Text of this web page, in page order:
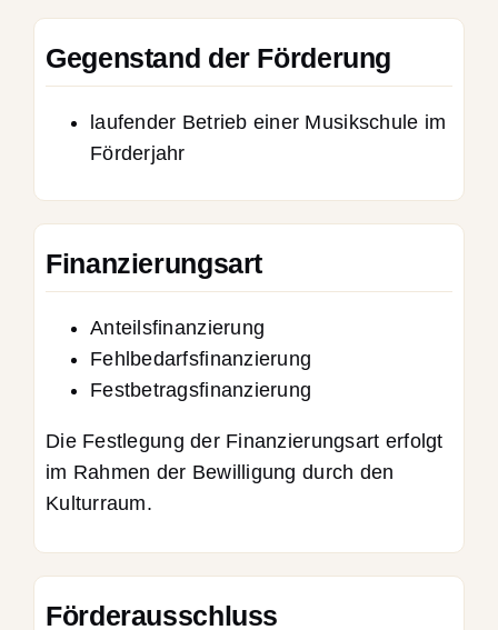
Gegenstand der Förderung
laufender Betrieb einer Musikschule im
Förderjahr
Finanzierungsart
Anteilsfinanzierung
Fehlbedarfsfinanzierung
Festbetragsfinanzierung
Die Festlegung der Finanzierungsart erfolgt
im Rahmen der Bewilligung durch den
Kulturraum.
Förderausschluss